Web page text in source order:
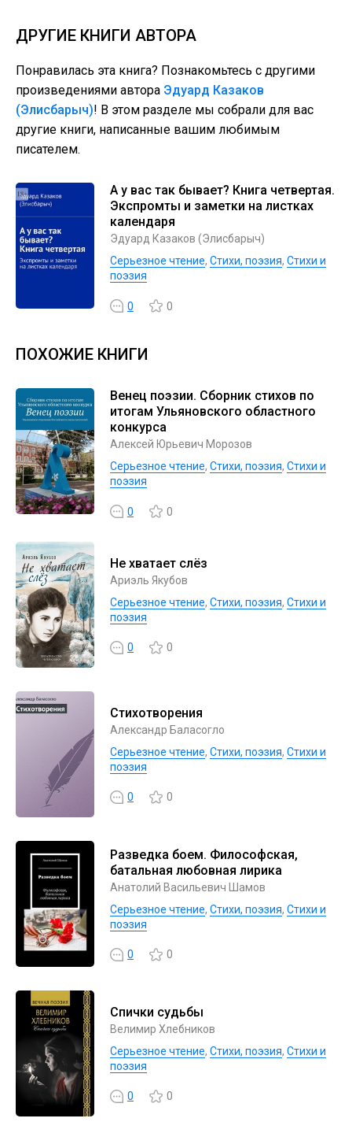
ДРУГИЕ КНИГИ АВТОРА
Понравилась эта книга? Познакомьтесь с другими
произведениями автора Эдуард Казаков
(Элисбарыч)! В этом разделе мы собрали для вас
другие книги, написанные вашим любимым
писателем.
А у вас так бывает? Книга четвертая.
Экспромты и заметки на листках
календаря
Эдуард Казаков (Элисбарыч)
Серьезное чтение, Cтихи, поэзия, Стихи и
поэзия
0 0
ПОХОЖИЕ КНИГИ
Венец поэзии. Сборник стихов по
итогам Ульяновского областного
конкурса
Алексей Юрьевич Морозов
Серьезное чтение, Cтихи, поэзия, Стихи и
поэзия
0 0
Не хватает слёз
Ариэль Якубов
Серьезное чтение, Cтихи, поэзия, Стихи и
поэзия
0 0
Стихотворения
Александр Баласогло
Серьезное чтение, Cтихи, поэзия, Стихи и
поэзия
0 0
Разведка боем. Философская,
батальная любовная лирика
Анатолий Васильевич Шамов
Серьезное чтение, Cтихи, поэзия, Стихи и
поэзия
0 0
Спички судьбы
Велимир Хлебников
Серьезное чтение, Cтихи, поэзия, Стихи и
поэзия
0 0